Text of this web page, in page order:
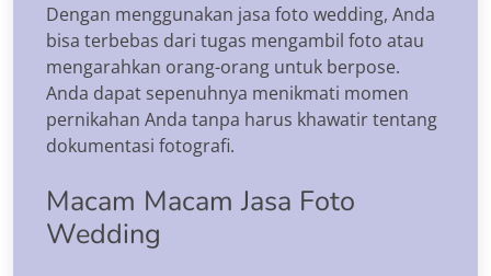
Dengan menggunakan jasa foto wedding, Anda
bisa terbebas dari tugas mengambil foto atau
mengarahkan orang-orang untuk berpose.
Anda dapat sepenuhnya menikmati momen
pernikahan Anda tanpa harus khawatir tentang
dokumentasi fotografi.
Macam Macam Jasa Foto
Wedding